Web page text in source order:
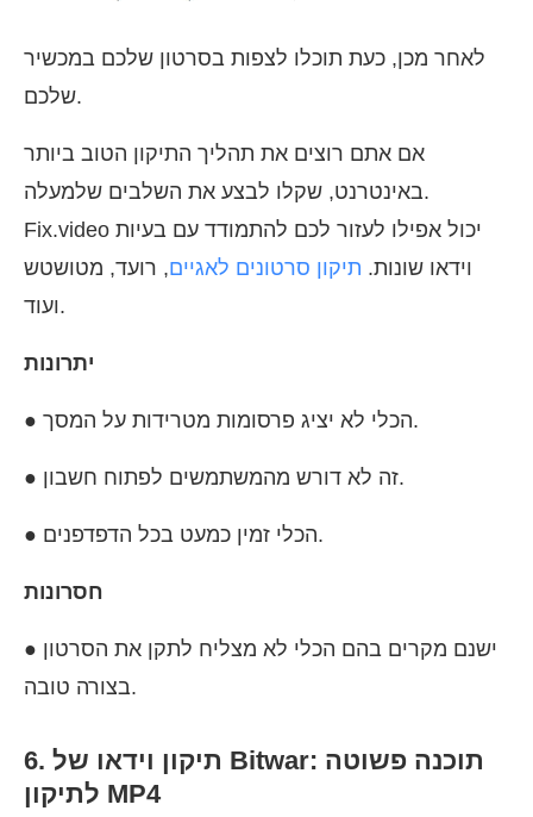
לאחר מכן, כעת תוכלו לצפות בסרטון שלכם במכשיר
שלכם.
אם אתם רוצים את תהליך התיקון הטוב ביותר
באינטרנט, שקלו לבצע את השלבים שלמעלה.
Fix.video יכול אפילו לעזור לכם להתמודד עם בעיות
וידאו שונות. תיקון סרטונים לאגיים, רועד, מטושטש
ועוד.
יתרונות
● הכלי לא יציג פרסומות מטרידות על המסך.
● זה לא דורש מהמשתמשים לפתוח חשבון.
● הכלי זמין כמעט בכל הדפדפנים.
חסרונות
● ישנם מקרים בהם הכלי לא מצליח לתקן את הסרטון
בצורה טובה.
6. תיקון וידאו של Bitwar: תוכנה פשוטה
לתיקון MP4